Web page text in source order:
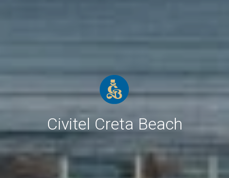
Civitel Creta Beach